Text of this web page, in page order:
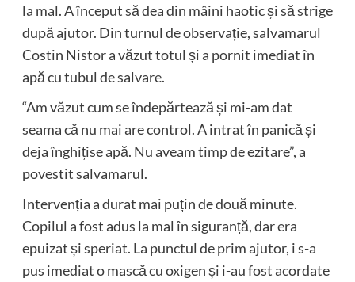
la mal. A început să dea din mâini haotic și să strige
după ajutor. Din turnul de observație, salvamarul
Costin Nistor a văzut totul și a pornit imediat în
apă cu tubul de salvare.
“Am văzut cum se îndepărtează și mi-am dat
seama că nu mai are control. A intrat în panică și
deja înghițise apă. Nu aveam timp de ezitare”, a
povestit salvamarul.
Intervenția a durat mai puțin de două minute.
Copilul a fost adus la mal în siguranță, dar era
epuizat și speriat. La punctul de prim ajutor, i s-a
pus imediat o mască cu oxigen și i-au fost acordate